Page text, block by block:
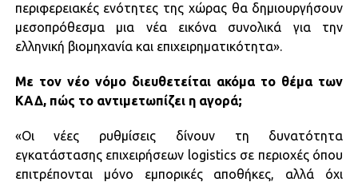
περιφερειακές ενότητες της χώρας θα δημιουργήσουν
μεσοπρόθεσμα μια νέα εικόνα συνολικά για την
ελληνική βιομηχανία και επιχειρηματικότητα».
Με τον νέο νόμο διευθετείται ακόμα το θέμα των
ΚΑΔ, πώς το αντιμετωπίζει η αγορά;
«Οι νέες ρυθμίσεις δίνουν τη δυνατότητα
εγκατάστασης επιχειρήσεων logistics σε περιοχές όπου
επιτρέπονται μόνο εμπορικές αποθήκες, αλλά όχι